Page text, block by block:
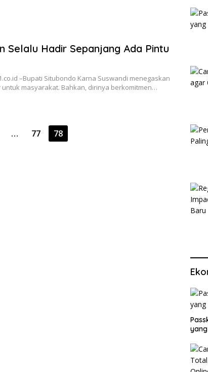
Selalu Hadir Sepanjang Ada Pintu
–Bupati Situbondo Karna Suswandi menegaskan
masyarakat. Bahkan, dirinya berkomitmen…
… 77 78